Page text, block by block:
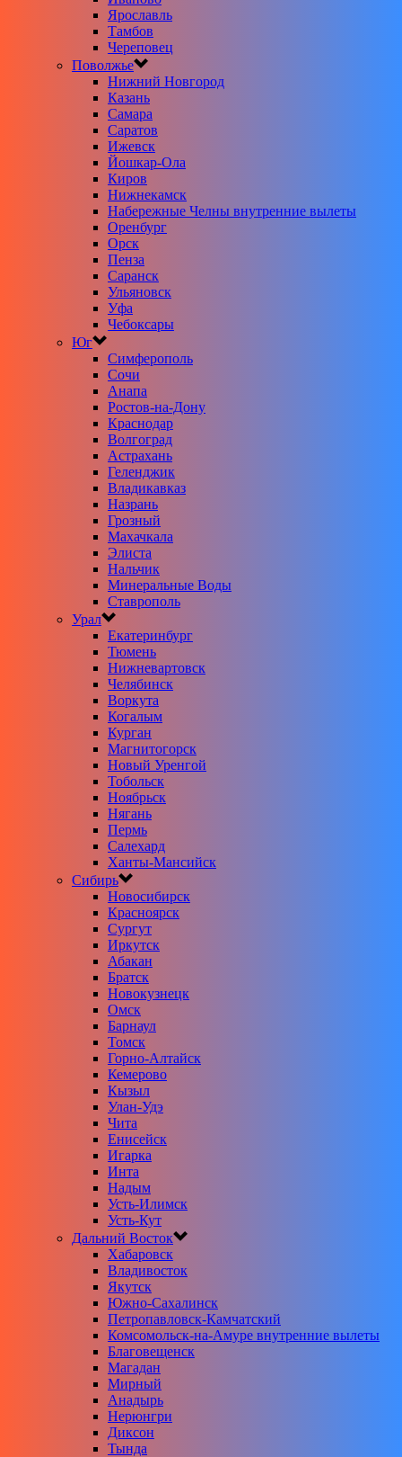
Ярославль
Тамбов
Череповец
Поволжье
Нижний Новгород
Казань
Самара
Саратов
Ижевск
Йошкар-Ола
Киров
Нижнекамск
Набережные Челны внутренние вылеты
Оренбург
Орск
Пенза
Саранск
Ульяновск
Уфа
Чебоксары
Юг
Симферополь
Сочи
Анапа
Ростов-на-Дону
Краснодар
Волгоград
Астрахань
Геленджик
Владикавказ
Назрань
Грозный
Махачкала
Элиста
Нальчик
Минеральные Воды
Ставрополь
Урал
Екатеринбург
Тюмень
Нижневартовск
Челябинск
Воркута
Когалым
Курган
Магнитогорск
Новый Уренгой
Тобольск
Ноябрьск
Нягань
Пермь
Салехард
Ханты-Мансийск
Сибирь
Новосибирск
Красноярск
Сургут
Иркутск
Абакан
Братск
Новокузнецк
Омск
Барнаул
Томск
Горно-Алтайск
Кемерово
Кызыл
Улан-Удэ
Чита
Енисейск
Игарка
Инта
Надым
Усть-Илимск
Усть-Кут
Дальний Восток
Хабаровск
Владивосток
Якутск
Южно-Сахалинск
Петропавловск-Камчатский
Комсомольск-на-Амуре внутренние вылеты
Благовещенск
Магадан
Мирный
Анадырь
Нерюнгри
Диксон
Тында